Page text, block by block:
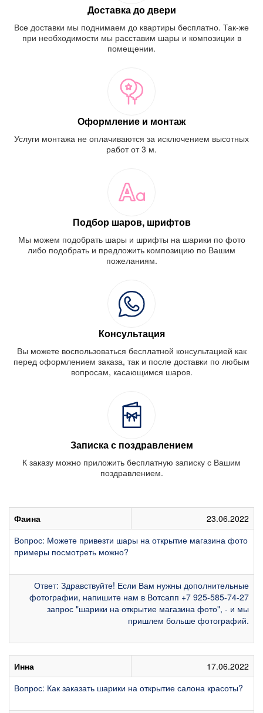
Доставка до двери
Все доставки мы поднимаем до квартиры бесплатно. Так-же
при необходимости мы расставим шары и композиции в
помещении.
Оформление и монтаж
Услуги монтажа не оплачиваются за исключением высотных
работ от 3 м.
Подбор шаров, шрифтов
Мы можем подобрать шары и шрифты на шарики по фото
либо подобрать и предложить композицию по Вашим
пожеланиям.
Консультация
Вы можете воспользоваться бесплатной консультацией как
перед оформлением заказа, так и после доставки по любым
вопросам, касающимся шаров.
Записка с поздравлением
К заказу можно приложить бесплатную записку с Вашим
поздравлением.
Фаина
23.06.2022
Вопрос: Можете привезти шары на открытие магазина фото
примеры посмотреть можно?
Ответ: Здравствуйте! Если Вам нужны дополнительные
фотографии, напишите нам в Вотсапп +7 925-585-74-27
запрос "шарики на открытие магазина фото", - и мы
пришлем больше фотографий.
Инна
17.06.2022
Вопрос: Как заказать шарики на открытие салона красоты?